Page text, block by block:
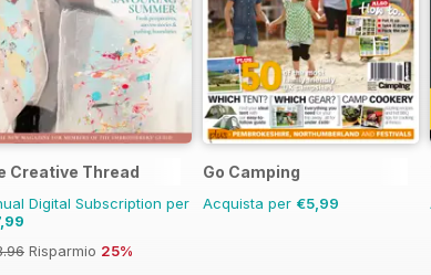
Creative Thread
Digital Subscription per
Risparmio 25%
Go Camping
Acquista per €5,99